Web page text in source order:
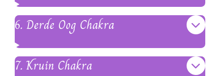
6. Derde Oog Chakra
7. Kruin Chakra